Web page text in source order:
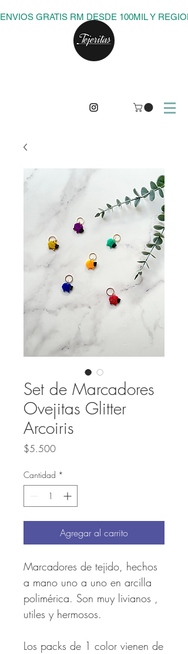
ENVIOS GRATIS RM DESDE 100MIL Y
Set de Marcadores
Ovejitas Glitter
Arcoiris
$5.500Precio
Cantidad *
Agregar al carrito
Marcadores de tejido, hechos
a mano uno a uno en arcilla
polimérica. Son muy livianos ,
utiles y hermosos.
Los packs de 1 color vienen de